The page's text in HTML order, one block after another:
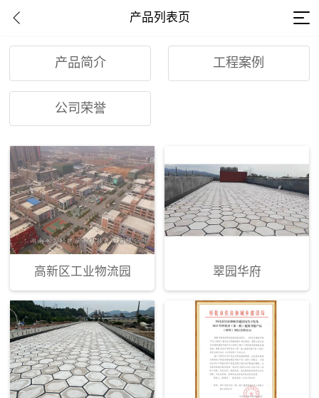
产品列表页
产品简介 工程案例
公司荣誉
高新区工业物流园 翠园华府